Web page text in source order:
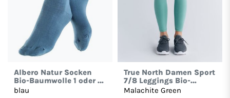
Albero Natur Socken
Bio-Baumwolle 1 oder 12
Paar Damen Herren 1301
blau
True North Damen Sport
7/8 Leggings Bio-
Baumwolle Hose 1310
Malachite Green